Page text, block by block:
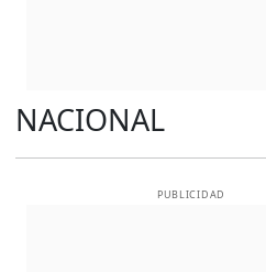
NACIONAL
PUBLICIDAD